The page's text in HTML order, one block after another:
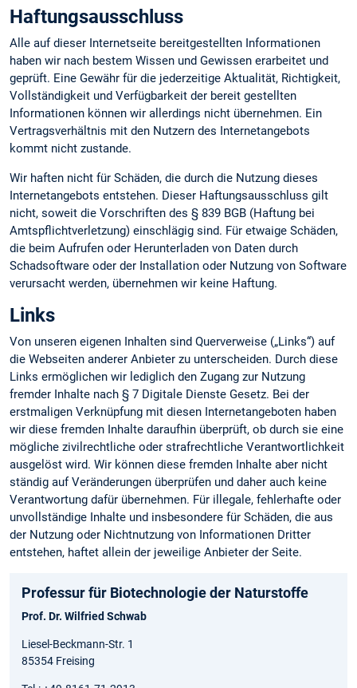
Haftungsausschluss
Alle auf dieser Internetseite bereitgestellten Informationen
haben wir nach bestem Wissen und Gewissen erarbeitet und
geprüft. Eine Gewähr für die jederzeitige Aktualität, Richtigkeit,
Vollständigkeit und Verfügbarkeit der bereit gestellten
Informationen können wir allerdings nicht übernehmen. Ein
Vertragsverhältnis mit den Nutzern des Internetangebots
kommt nicht zustande.
Wir haften nicht für Schäden, die durch die Nutzung dieses
Internetangebots entstehen. Dieser Haftungsausschluss gilt
nicht, soweit die Vorschriften des § 839 BGB (Haftung bei
Amtspflichtverletzung) einschlägig sind. Für etwaige Schäden,
die beim Aufrufen oder Herunterladen von Daten durch
Schadsoftware oder der Installation oder Nutzung von Software
verursacht werden, übernehmen wir keine Haftung.
Links
Von unseren eigenen Inhalten sind Querverweise („Links“) auf
die Webseiten anderer Anbieter zu unterscheiden. Durch diese
Links ermöglichen wir lediglich den Zugang zur Nutzung
fremder Inhalte nach § 7 Digitale Dienste Gesetz. Bei der
erstmaligen Verknüpfung mit diesen Internetangeboten haben
wir diese fremden Inhalte daraufhin überprüft, ob durch sie eine
mögliche zivilrechtliche oder strafrechtliche Verantwortlichkeit
ausgelöst wird. Wir können diese fremden Inhalte aber nicht
ständig auf Veränderungen überprüfen und daher auch keine
Verantwortung dafür übernehmen. Für illegale, fehlerhafte oder
unvollständige Inhalte und insbesondere für Schäden, die aus
der Nutzung oder Nichtnutzung von Informationen Dritter
entstehen, haftet allein der jeweilige Anbieter der Seite.
Professur für Biotechnologie der Naturstoffe
Prof. Dr. Wilfried Schwab
Liesel-Beckmann-Str. 1
85354 Freising